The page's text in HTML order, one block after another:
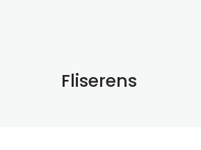
Fliserens